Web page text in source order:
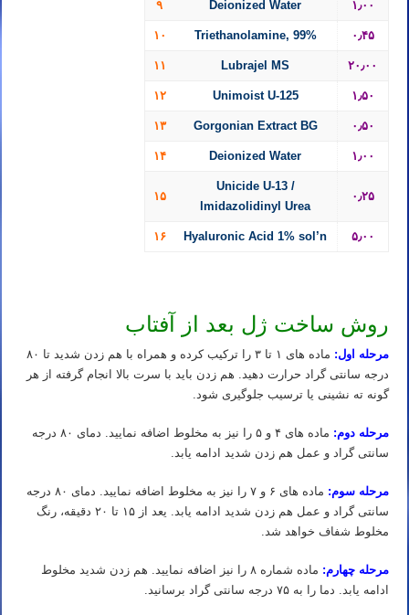
۱٫۰۰ Deionized Water ۹
۰٫۴۵ Triethanolamine, 99% ۱۰
۲۰٫۰۰ Lubrajel MS ۱۱
۱٫۵۰ Unimoist U-125 ۱۲
۰٫۵۰ Gorgonian Extract BG ۱۳
۱٫۰۰ Deionized Water ۱۴
۰٫۲۵
Unicide U-13 /
lmidazolidinyl Urea
۱۵
۵٫۰۰ Hyaluronic Acid 1% sol’n ۱۶
روش ساخت ژل بعد از آفتاب
مرحله اول:
ماده های ۱ تا ۳ را ترکیب کرده و همراه با هم زدن شدید تا ۸۰
درجه سانتی گراد حرارت دهید. هم زدن باید با سرت بالا انجام گرفته از هر
گونه ته نشینی یا ترسیب جلوگیری شود.
مرحله دوم:
ماده های ۴ و ۵ را نیز به مخلوط اضافه نمایید. دمای ۸۰ درجه
سانتی گراد و عمل هم زدن شدید ادامه یابد.
مرحله سوم:
ماده های ۶ و ۷ را نیز به مخلوط اضافه نمایید. دمای ۸۰ درجه
سانتی گراد و عمل هم زدن شدید ادامه یابد. یعد از ۱۵ تا ۲۰ دقیقه، رنگ
مخلوط شفاف خواهد شد.
مرحله چهارم:
ماده شماره ۸ را نیز اضافه نمایید. هم زدن شدید مخلوط
ادامه یابد. دما را به ۷۵ درجه سانتی گراد برسانید.